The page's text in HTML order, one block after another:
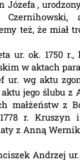
Józefa ,
też, że miał
ur. ok. 1750
w aktach
ur. wg aktu
jego ślubu
małżeństw z
r. Kruszyn
z Anną
Andrzej